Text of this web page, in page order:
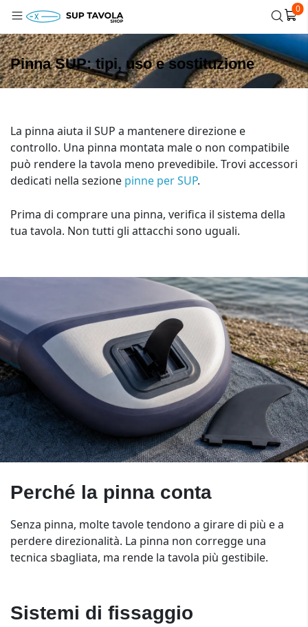
0
Pinna SUP: tipi, uso e sostituzione
La pinna aiuta il SUP a mantenere direzione e
controllo. Una pinna montata male o non compatibile
può rendere la tavola meno prevedibile. Trovi accessori
dedicati nella sezione pinne per SUP.
Prima di comprare una pinna, verifica il sistema della
tua tavola. Non tutti gli attacchi sono uguali.
Perché la pinna conta
Senza pinna, molte tavole tendono a girare di più e a
perdere direzionalità. La pinna non corregge una
tecnica sbagliata, ma rende la tavola più gestibile.
Sistemi di fissaggio